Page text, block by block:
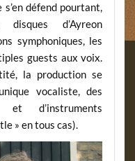
défend pourtant,
d’Ayreon
symphoniques, les
guests aux voix.
la production se
vocaliste, des
d’instruments
» en tous cas).